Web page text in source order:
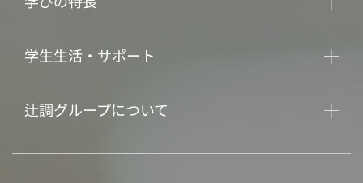
学生生活・サポート
辻調グループについて